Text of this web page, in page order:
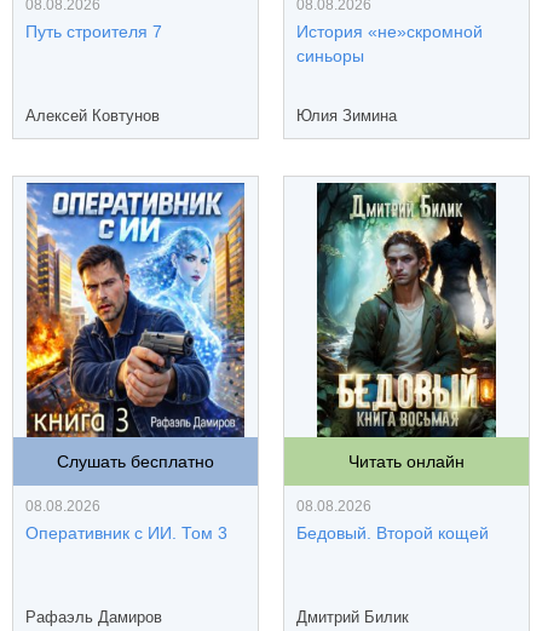
08.08.2026
Путь строителя 7
Алексей Ковтунов
08.08.2026
История «не»скромной
синьоры
Юлия Зимина
Слушать бесплатно
08.08.2026
Оперативник с ИИ. Том 3
Рафаэль Дамиров
Читать онлайн
08.08.2026
Бедовый. Второй кощей
Дмитрий Билик